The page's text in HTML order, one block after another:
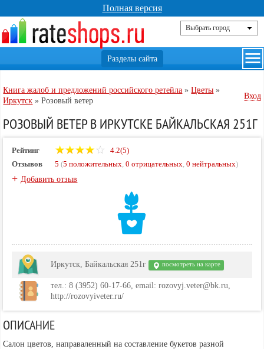
Полная версия
Книга жалоб и предложений российского ретейла »Цветы »
Иркутск »Розовый ветер
Вход
РОЗОВЫЙ ВЕТЕР В ИРКУТСКЕ БАЙКАЛЬСКАЯ 251Г
Рейтинг
4.2(5)
Отзывов
5 (5 положительных,0 отрицательных,0 нейтральных)
+Добавить отзыв
Иркутск, Байкальская 251г посмотреть на карте
тел.: 8 (3952) 60-17-66, email: rozovyj.veter@bk.ru,
http://rozovyiveter.ru/
ОПИСАНИЕ
Салон цветов, направаленный на составление букетов разной